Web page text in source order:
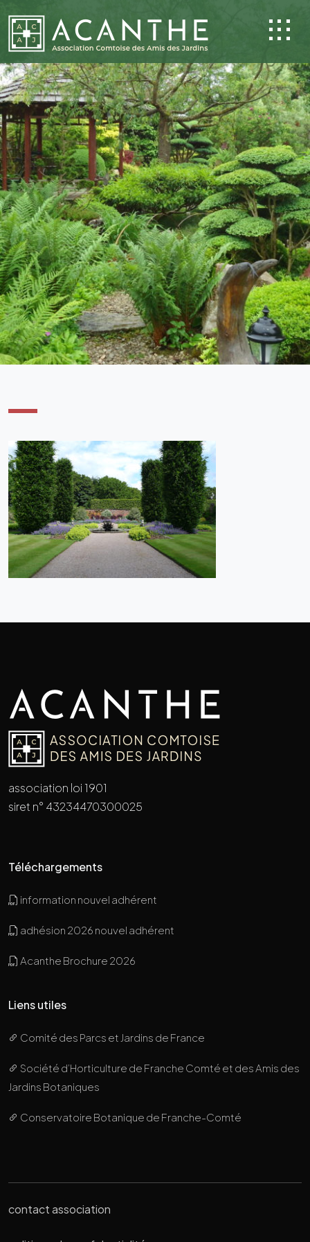
association loi 1901
siret n° 43234470300025
Téléchargements
information nouvel adhérent
adhésion 2026 nouvel adhérent
Acanthe Brochure 2026
Liens utiles
Comité des Parcs et Jardins de France
Société d’Horticulture de Franche Comté et des Amis des
Jardins Botaniques
Conservatoire Botanique de Franche-Comté
contact association